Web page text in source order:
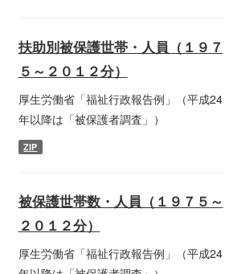
扶助別被保護世帯・人員（１９７
５～２０１２分）
厚生労働省「福祉行政報告例」（平成24
年以降は「被保護者調査」）
ZIP
被保護世帯数・人員（１９７５～
２０１２分）
厚生労働省「福祉行政報告例」（平成24